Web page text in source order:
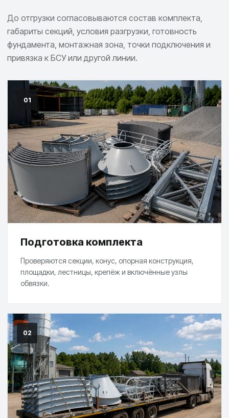
До отгрузки согласовываются состав комплекта,
габариты секций, условия разгрузки, готовность
фундамента, монтажная зона, точки подключения и
привязка к БСУ или другой линии.
01
Подготовка комплекта
Проверяются секции, конус, опорная конструкция,
площадки, лестницы, крепёж и включённые узлы
обвязки.
02